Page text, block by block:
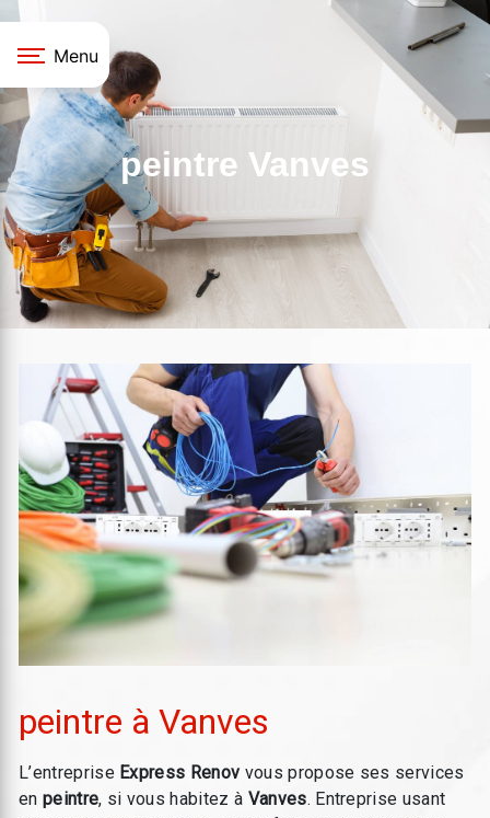
Menu
peintre Vanves
peintre à Vanves
L’entreprise Express Renov vous propose ses services
en peintre, si vous habitez à Vanves. Entreprise usant
Panneau de gestion des cookies